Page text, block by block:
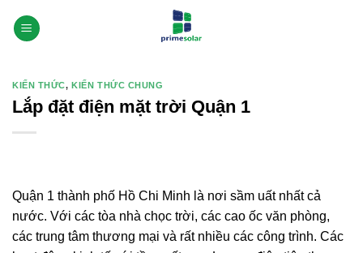
qua
KIẾN THỨC,KIẾN THỨC CHUNG
Lắp đặt điện mặt trời Quận 1
Quận 1 thành phố Hồ Chi Minh là nơi sầm uất nhất cả
nước. Với các tòa nhà chọc trời, các cao ốc văn phòng,
các trung tâm thương mại và rất nhiều các công trình. Các